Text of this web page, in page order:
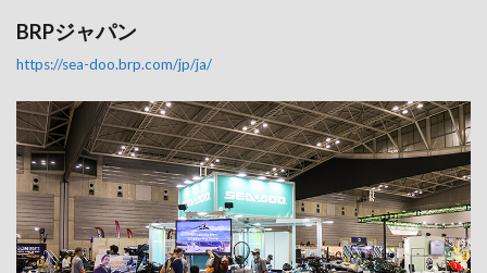
BRPジャパン
https://sea-doo.brp.com/jp/ja/